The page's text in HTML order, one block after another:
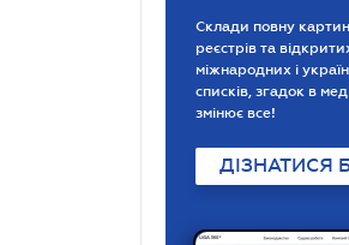
Склади повну
реєстрів та
міжнародних і
списків, згадок в
змінює все!
ДІЗНАТИСЯ